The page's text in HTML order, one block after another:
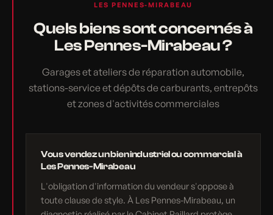
LES PENNES-MIRABEAU
Quels biens sont concernés à
Les Pennes-Mirabeau ?
Garages et ateliers de réparation automobile,
stations-service et dépôts de carburants, entrepôts
et zones d'activités commerciales
Vous vendez un bien industriel ou commercial à
Les Pennes-Mirabeau
L'obligation d'information du vendeur s'oppose à
toute clause de style. À Les Pennes-Mirabeau, un